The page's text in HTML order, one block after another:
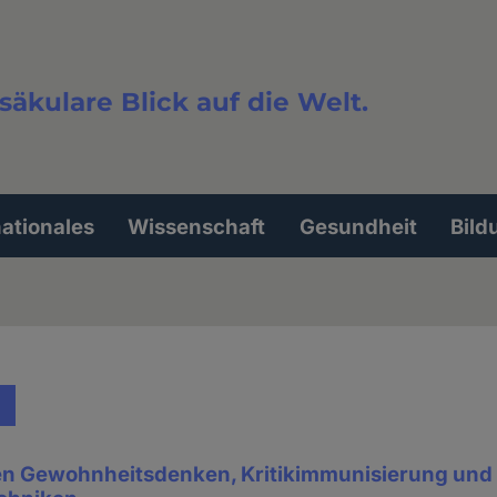
Blick auf die Welt.
Wissenschaft Gesundheit
Gewohnheitsdenken, Kritikimmunisierung und